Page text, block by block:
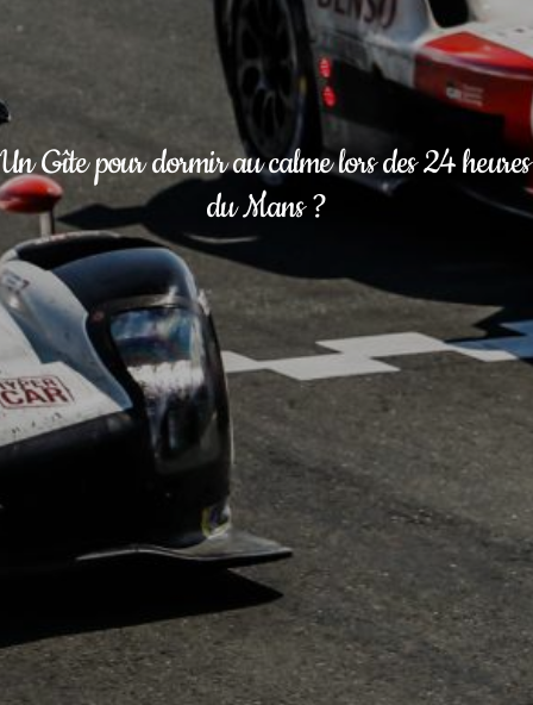
Un Gîte pour dormir au calme lors des 24 heures
du Mans ?